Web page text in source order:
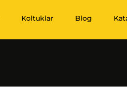
Koltuklar Blog